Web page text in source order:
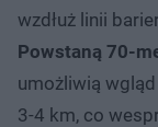
wzdłuż linii
Powstaną 70-
umożliwią
3-4 km, co